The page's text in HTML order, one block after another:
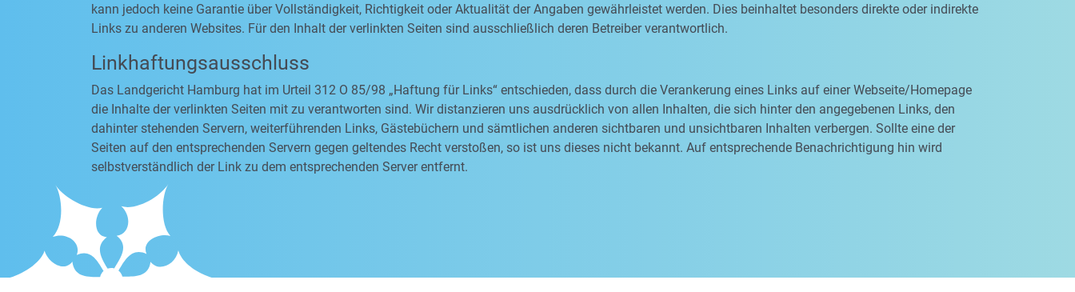
kann jedoch keine Garantie über Vollständigkeit, Richtigkeit oder Aktualität der Angaben gewährleistet werden. Dies beinhaltet besonders direkte oder indirekte
Links zu anderen Websites. Für den Inhalt der verlinkten Seiten sind ausschließlich deren Betreiber verantwortlich.
Linkhaftungsausschluss
Das Landgericht Hamburg hat im Urteil 312 O 85/98 „Haftung für Links“ entschieden, dass durch die Verankerung eines Links auf einer Webseite/Homepage
die Inhalte der verlinkten Seiten mit zu verantworten sind. Wir distanzieren uns ausdrücklich von allen Inhalten, die sich hinter den angegebenen Links, den
dahinter stehenden Servern, weiterführenden Links, Gästebüchern und sämtlichen anderen sichtbaren und unsichtbaren Inhalten verbergen. Sollte eine der
Seiten auf den entsprechenden Servern gegen geltendes Recht verstoßen, so ist uns dieses nicht bekannt. Auf entsprechende Benachrichtigung hin wird
selbstverständlich der Link zu dem entsprechenden Server entfernt.